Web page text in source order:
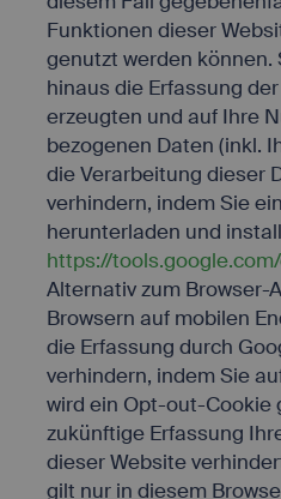
Funktionen dieser
genutzt werden können.
hinaus die Erfassung
erzeugten und auf Ihre
bezogenen Daten (inkl.
die Verarbeitung dieser
verhindern, indem Sie
herunterladen und
https://
Alternativ zum Browser-
Browsern auf mobilen
die Erfassung durch
verhindern, indem Sie
wird ein Opt-out-Cookie
zukünftige Erfassung
dieser Website
gilt nur in diesem